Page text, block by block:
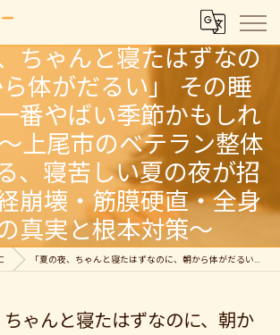
ちゃんと寝たはずなの
体がだるい」 その睡
番やばい季節かもしれ
上尾市のベテラン整体
、寝苦しい夏の夜が招
崩壊・筋膜硬直・全身
真実と根本対策〜
ム 「夏の夜、ちゃんと寝たはずなのに、朝から体がだるい」 その睡眠、実は一番やばい季節かもしれません。 〜上尾市のベテラン整体師が教える、寝苦しい夏の夜が招く自律神経崩壊・筋膜硬直・全身疲労の真実と根本対策〜
ちゃんと寝たはずなのに、朝か